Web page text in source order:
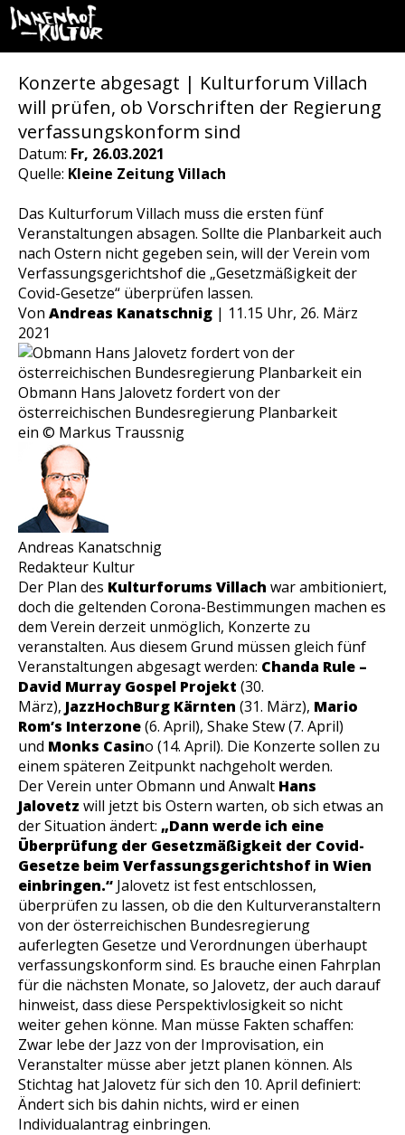
Konzerte abgesagt | Kulturforum Villach
will prüfen, ob Vorschriften der Regierung
verfassungskonform sind
Datum: Fr, 26.03.2021
Quelle: Kleine Zeitung Villach
Das Kulturforum Villach muss die ersten fünf
Veranstaltungen absagen. Sollte die Planbarkeit auch
nach Ostern nicht gegeben sein, will der Verein vom
Verfassungsgerichtshof die „Gesetzmäßigkeit der
Covid-Gesetze“ überprüfen lassen.
Von Andreas Kanatschnig | 11.15 Uhr, 26. März
2021
Obmann Hans Jalovetz fordert von der
österreichischen Bundesregierung Planbarkeit
ein © Markus Traussnig
Andreas Kanatschnig
Redakteur Kultur
Der Plan des Kulturforums Villach war ambitioniert,
doch die geltenden Corona-Bestimmungen machen es
dem Verein derzeit unmöglich, Konzerte zu
veranstalten. Aus diesem Grund müssen gleich fünf
Veranstaltungen abgesagt werden: Chanda Rule –
David Murray Gospel Projekt (30.
März), JazzHochBurg Kärnten (31. März), Mario
Rom’s Interzone(6. April), Shake Stew (7. April)
und Monks Casino (14. April). Die Konzerte sollen zu
einem späteren Zeitpunkt nachgeholt werden.
Der Verein unter Obmann und Anwalt Hans
Jalovetz will jetzt bis Ostern warten, ob sich etwas an
der Situation ändert: „Dann werde ich eine
Überprüfung der Gesetzmäßigkeit der Covid-
Gesetze beim Verfassungsgerichtshof in Wien
einbringen.“ Jalovetz ist fest entschlossen,
überprüfen zu lassen, ob die den Kulturveranstaltern
von der österreichischen Bundesregierung
auferlegten Gesetze und Verordnungen überhaupt
verfassungskonform sind. Es brauche einen Fahrplan
für die nächsten Monate, so Jalovetz, der auch darauf
hinweist, dass diese Perspektivlosigkeit so nicht
weiter gehen könne. Man müsse Fakten schaffen:
Zwar lebe der Jazz von der Improvisation, ein
Veranstalter müsse aber jetzt planen können. Als
Stichtag hat Jalovetz für sich den 10. April definiert:
Ändert sich bis dahin nichts, wird er einen
Individualantrag einbringen.